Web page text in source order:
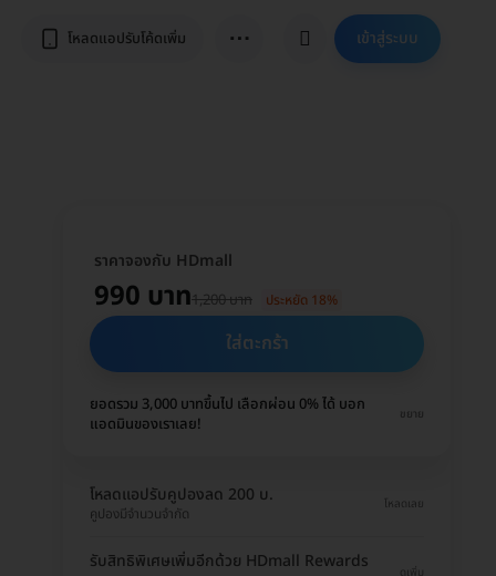
โหลดแอปรับโค้ดเพิ่ม ⋯ เข้าสู่ระบบ
ราคาจองกับ HDmall
990 บาท1,200 บาท ประหยัด 18%
ใส่ตะกร้า
ยอดรวม 3,000 บาทขึ้นไป เลือกผ่อน 0% ได้ บอก
แอดมินของเราเลย!
ขยาย
โหลดแอปรับคูปองลด 200 บ.
คูปองมีจำนวนจำกัด
โหลดเลย
รับสิทธิพิเศษเพิ่มอีกด้วย HDmall Rewards